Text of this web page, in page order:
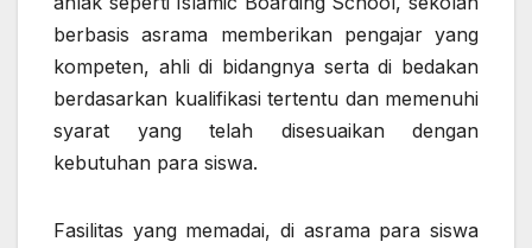
berbasis asrama memberikan pengajar yang
kompeten, ahli di bidangnya serta di bedakan
berdasarkan kualifikasi tertentu dan memenuhi
syarat yang telah disesuaikan dengan
kebutuhan para siswa.
Fasilitas yang memadai, di asrama para siswa